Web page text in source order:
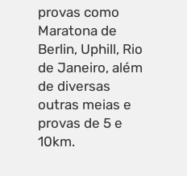
provas como
Maratona de
Berlin, Uphill, Rio
de Janeiro, além
de diversas
outras meias e
provas de 5 e
10km.